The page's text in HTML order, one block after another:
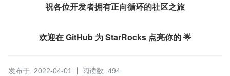
祝各位开发者拥有正向循环的社区之旅
欢迎在 GitHub 为 StarRocks 点亮你的 🌟
发布于: 2022-04-01 阅读数: 494